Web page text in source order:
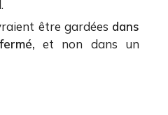
être gardées dans
et non dans un